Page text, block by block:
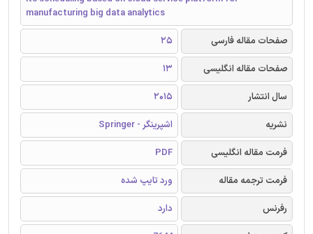
manufacturing big data analytics
صفحات مقاله فارسی
25
صفحات مقاله انگلیسی
13
سال انتشار
2015
نشریه
اشپرینگر - Springer
فرمت مقاله انگلیسی
PDF
فرمت ترجمه مقاله
ورد تایپ شده
رفرنس
دارد